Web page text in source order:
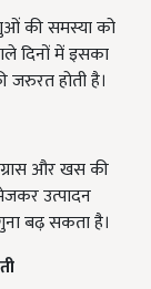
की समस्या को
दिनों में इसका
होती है।
और खस की
उत्पादन
बढ़ सकता है।